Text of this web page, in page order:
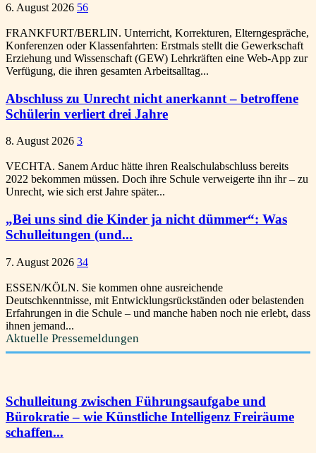
6. August 2026 56
FRANKFURT/BERLIN. Unterricht, Korrekturen, Elterngespräche,
Konferenzen oder Klassenfahrten: Erstmals stellt die Gewerkschaft
Erziehung und Wissenschaft (GEW) Lehrkräften eine Web-App zur
Verfügung, die ihren gesamten Arbeitsalltag...
Abschluss zu Unrecht nicht anerkannt – betroffene
Schülerin verliert drei Jahre
8. August 2026 3
VECHTA. Sanem Arduc hätte ihren Realschulabschluss bereits
2022 bekommen müssen. Doch ihre Schule verweigerte ihn ihr – zu
Unrecht, wie sich erst Jahre später...
„Bei uns sind die Kinder ja nicht dümmer“: Was
Schulleitungen (und...
7. August 2026 34
ESSEN/KÖLN. Sie kommen ohne ausreichende
Deutschkenntnisse, mit Entwicklungsrückständen oder belastenden
Erfahrungen in die Schule – und manche haben noch nie erlebt, dass
ihnen jemand...
Aktuelle Pressemeldungen
Schulleitung zwischen Führungsaufgabe und
Bürokratie – wie Künstliche Intelligenz Freiräume
schaffen...